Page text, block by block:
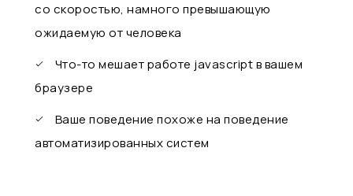
со скоростью, намного превышающую
ожидаемую от человека
Что-то мешает работе javascript в вашем
браузере
Ваше поведение похоже на поведение
автоматизированных систем